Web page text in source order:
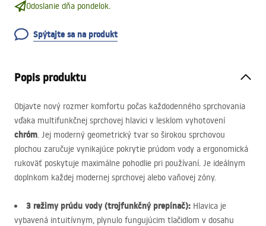
Odoslanie dňa pondelok.
Spýtajte sa na produkt
Popis produktu
Objavte nový rozmer komfortu počas každodenného sprchovania
vďaka multifunkčnej sprchovej hlavici v lesklom vyhotovení
chróm. Jej moderný geometrický tvar so širokou sprchovou
plochou zaručuje vynikajúce pokrytie prúdom vody a ergonomická
rukoväť poskytuje maximálne pohodlie pri používaní. Je ideálnym
doplnkom každej modernej sprchovej alebo vaňovej zóny.
3 režimy prúdu vody (trojfunkčný prepínač): Hlavica je
vybavená intuitívnym, plynulo fungujúcim tlačidlom v dosahu